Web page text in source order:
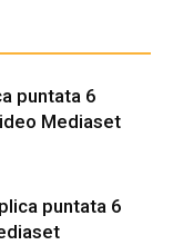
puntata 6
Mediaset
puntata 6